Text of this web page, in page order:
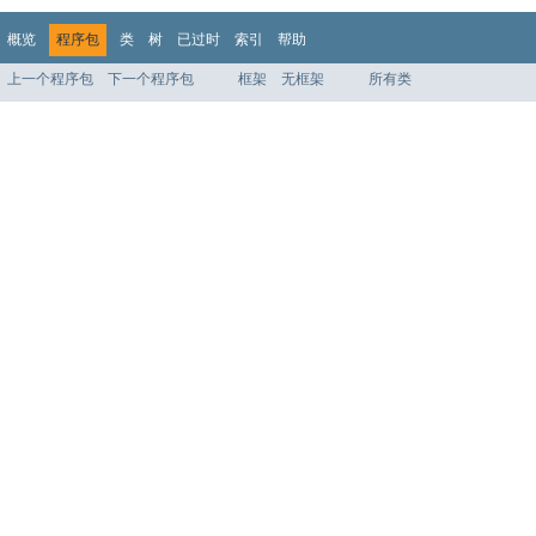
概览 程序包 类 树 已过时 索引 帮助
上一个程序包 下一个程序包 框架 无框架 所有类